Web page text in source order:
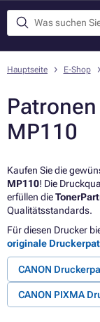
Hauptseite E-Shop
MP110
Kaufen Sie die
MP110! Die
erfüllen die
Qualitätsstandards.
Für diesen Drucker
originale
CANON
CANON PIXMA